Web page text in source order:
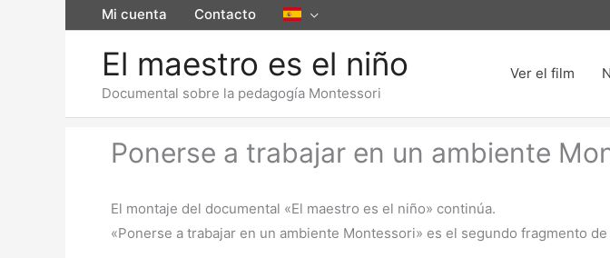
Mi cuenta Contacto
El maestro es el niño
Documental sobre la pedagogía Montessori
Ver el film
Ponerse a trabajar en un ambiente
El montaje del documental «El maestro es el niño» continúa.
«Ponerse a trabajar en un ambiente Montessori» es el segundo fragmento